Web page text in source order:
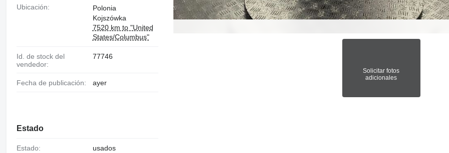
Solicitar fotos
adicionales
Ubicación:
Polonia
Kojszówka
7520 km to "United
States/Columbus"
Id. de stock del
vendedor:
77746
Fecha de publicación: ayer
Estado
Estado: usados